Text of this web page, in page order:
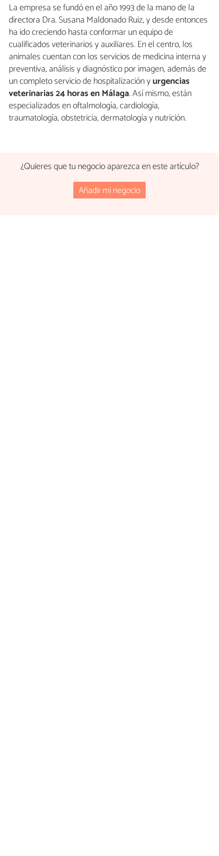
La empresa se fundó en el año 1993 de la mano de la
directora Dra. Susana Maldonado Ruiz, y desde entonces
ha ido creciendo hasta conformar un equipo de
cualificados veterinarios y auxiliares. En el centro, los
animales cuentan con los servicios de medicina interna y
preventiva, análisis y diagnóstico por imagen, además de
un completo servicio de hospitalización yurgencias
veterinarias 24 horas en Málaga. Así mismo, están
especializados en oftalmología, cardiología,
traumatología, obstetricia, dermatología y nutrición.
¿Quieres que tu negocio aparezca en este artículo?
Añadir mi negocio